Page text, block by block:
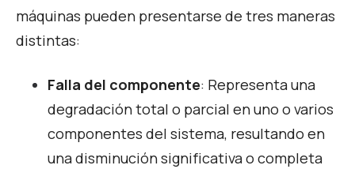
máquinas pueden presentarse de tres maneras
distintas:
Falla del componente: Representa una
degradación total o parcial en uno o varios
componentes del sistema, resultando en
una disminución significativa o completa